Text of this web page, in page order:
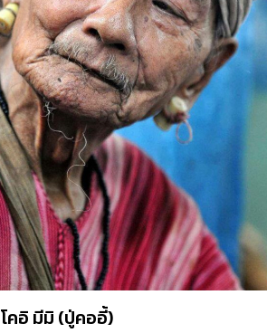
โคอิ มีมิ (ปู่คออี้)